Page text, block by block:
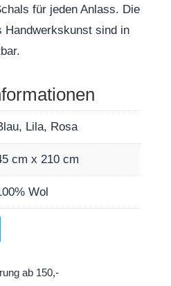
für jeden Anlass. Die
Handwerkskunst sind in
Lila, Rosa
cm x 210 cm
Wol
ab 150,-